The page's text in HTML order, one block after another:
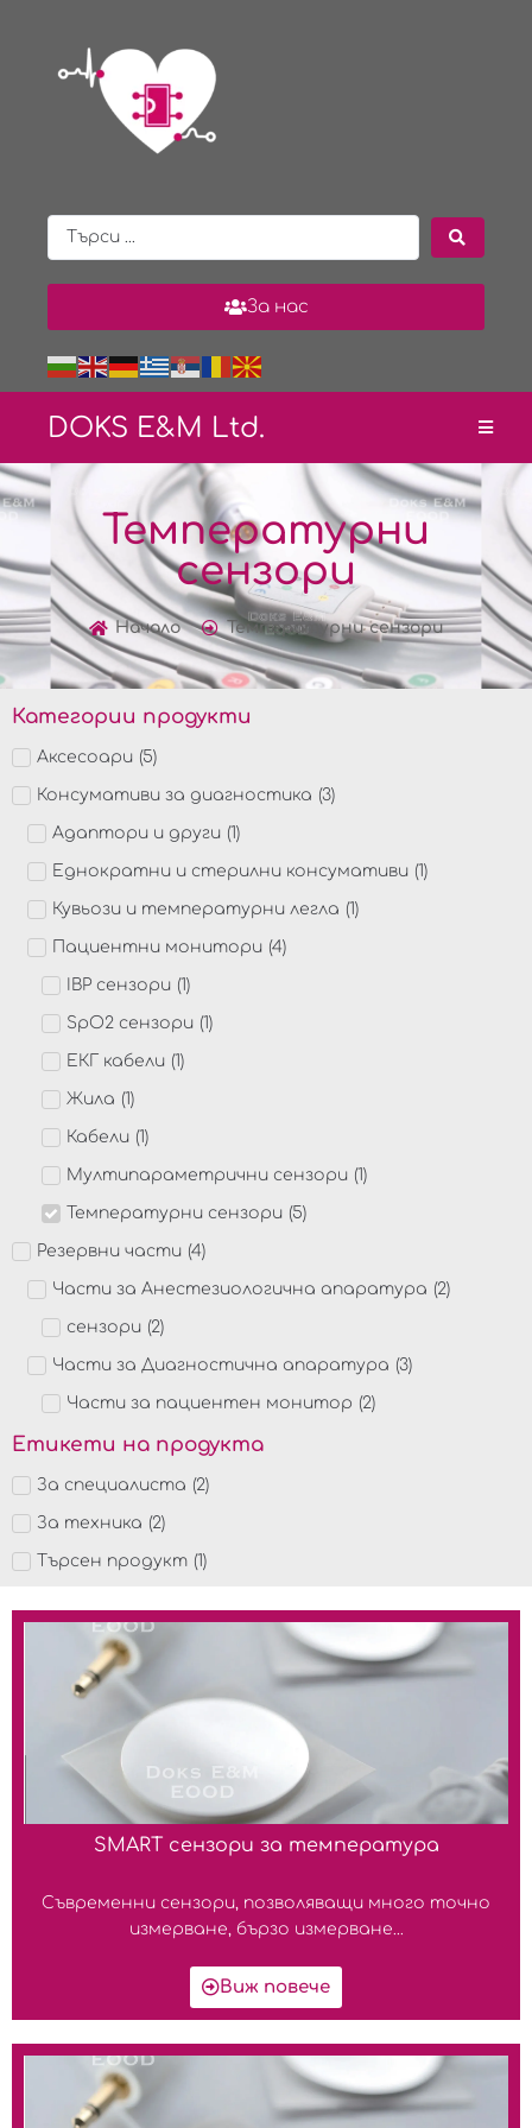
За нас
DOKS E& M Ltd.
Температурни
сензори
Начало Температурни сензори
Категории продукти
Аксесоари (5)
Консумативи за диагностика (3)
Адаптори и други (1)
Еднократни и стерилни консумативи (1)
Кувьози и температурни легла (1)
Пациентни монитори (4)
IBP сензори (1)
SpO2 сензори (1)
ЕКГ кабели (1)
Жила (1)
Кабели (1)
Мултипараметрични сензори (1)
Температурни сензори (5)
Резервни части (4)
Части за Анестезиологична апаратура (2)
сензори (2)
Части за Диагностична апаратура (3)
Части за пациентен монитор (2)
Етикети на продукта
За специалиста (2)
За техника (2)
Търсен продукт (1)
SMART сензори за температура
Съвременни сензори, позволяващи много точно
измерване, бързо измерване...
Виж повече